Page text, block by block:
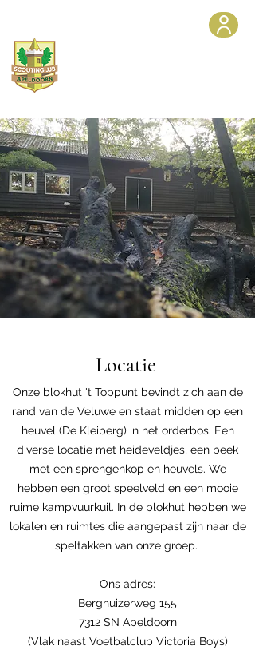
Locatie
Onze blokhut 't Toppunt bevindt zich aan de
rand van de Veluwe en staat midden op een
heuvel (De Kleiberg) in het orderbos. Een
diverse locatie met heideveldjes, een beek
met een sprengenkop en heuvels. We
hebben een groot speelveld en een mooie
ruime kampvuurkuil. In de blokhut hebben we
lokalen en ruimtes die aangepast zijn naar de
speltakken van onze groep.
Ons adres:
Berghuizerweg 155
7312 SN Apeldoorn
(Vlak naast Voetbalclub Victoria Boys)